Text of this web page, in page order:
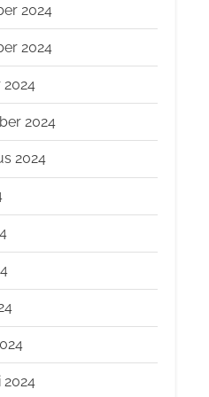
2024
2024
2024
2024